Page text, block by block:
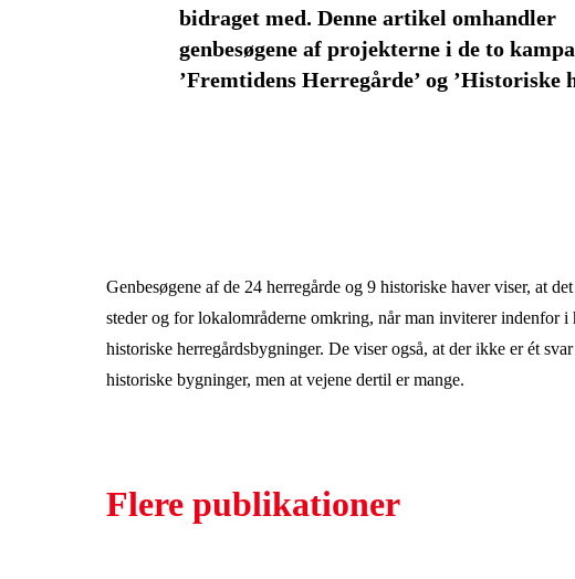
bidraget med. Denne artikel omhandler
genbesøgene af projekterne i de to
’Fremtidens Herregårde’ og ’Historiske
Genbesøgene af de 24 herregårde og 9 historiske haver viser, at
steder og for lokalområderne omkring, når man inviterer indenfor
historiske herregårdsbygninger. De viser også, at der ikke er ét
historiske bygninger, men at vejene dertil er mange.
Flere publikationer